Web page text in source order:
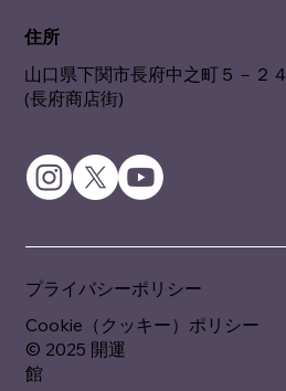
住所
山口県下関市長府中之町５－２４
(長府商店街)
プライバシーポリシー
Cookie（クッキー）ポリシー
© 2025 開運
館